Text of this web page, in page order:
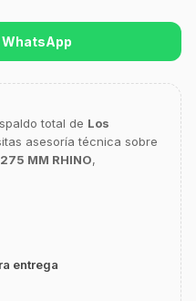
total de Los
asesoría técnica sobre
MM RHINO,
entrega
tu asesor
GastroArt.
hoy con tu